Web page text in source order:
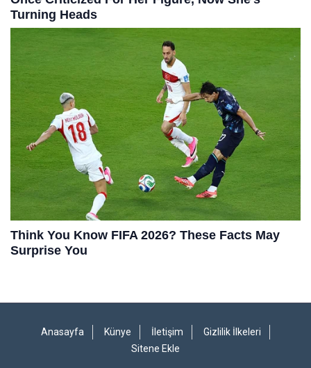
Anasayfa Künye İletişim
Gizlilik İlkeleri
Sitene Ekle